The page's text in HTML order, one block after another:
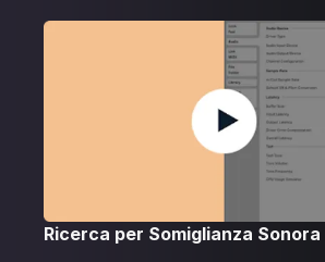
Ricerca per Somiglianza Sonora